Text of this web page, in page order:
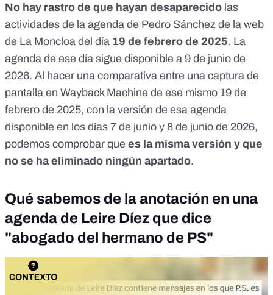
No hay rastro de que hayan desaparecido las
actividades de la agenda de Pedro Sánchez de la web
de La Moncloa del día 19 de febrero de 2025. La
agenda de ese día sigue disponible a 9 de junio de
2026. Al hacer una comparativa entre una captura de
pantalla en Wayback Machine de ese mismo 19 de
febrero de 2025, con la versión de esa agenda
disponible en los días 7 de junio y 8 de junio de 2026,
podemos comprobar que es la misma versión y que
no se ha eliminado ningún apartado.
Qué sabemos de la anotación en una
agenda de Leire Díez que dice
"abogado del hermano de PS"